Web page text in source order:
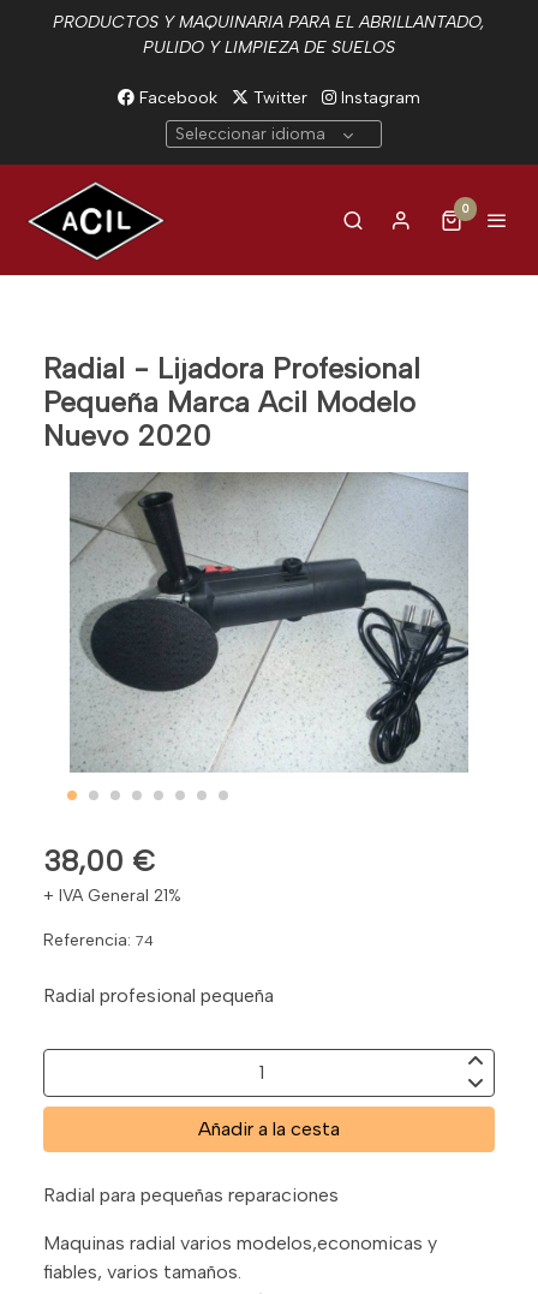
PRODUCTOS Y MAQUINARIA PARA EL ABRILLANTADO,
PULIDO Y LIMPIEZA DE SUELOS
Facebook Twitter
Instagram
Seleccionar idioma
0
Radial - Lijadora Profesional
Pequeña Marca Acil Modelo
Nuevo 2020
38,00 €
+ IVA General 21%
Referencia: 74
Radial profesional pequeña
Añadir a la cesta
Radial para pequeñas reparaciones
Maquinas radial varios modelos,economicas y
fiables, varios tamaños.